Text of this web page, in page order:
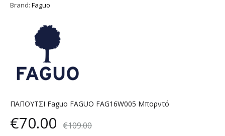
Brand: Faguo
ΠΑΠΟΥΤΣΙ Faguo FAGUO FAG16W005 Μπορντό
€70.00 €109.00